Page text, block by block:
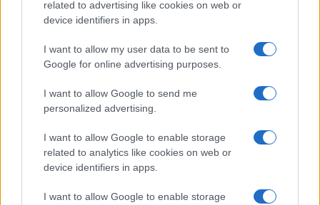
related to advertising like cookies on web or
device identifiers in apps.
I want to allow my user data to be sent to
Google for online advertising purposes.
I want to allow Google to send me
personalized advertising.
I want to allow Google to enable storage
related to analytics like cookies on web or
device identifiers in apps.
I want to allow Google to enable storage
per le restrizioni Covid: ehi
Conte, parla per te
Un passaggio del soliloquio di Giuseppi in
Max Del Papa